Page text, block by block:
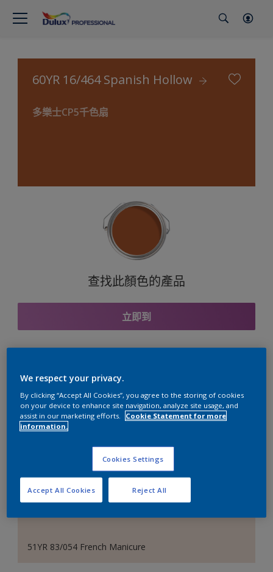
60YR 16/464 Spanish Hollow
多樂士CP5千色扇
查找此顏色的產品
立即到
與之協調的色彩組合
51YR 83/054 French Manicure
We respect your privacy.
By clicking “Accept All Cookies”, you agree to the storing of cookies
on your device to enhance site navigation, analyze site usage, and
assist in our marketing efforts.
Cookie Statement for more
information.
Cookies Settings
Reject All
Accept All Cookies